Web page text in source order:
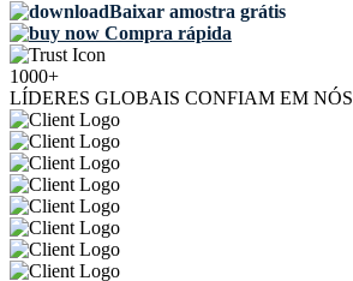
Baixar amostra grátis
Compra rápida
1000+
LÍDERES GLOBAIS CONFIAM EM NÓS